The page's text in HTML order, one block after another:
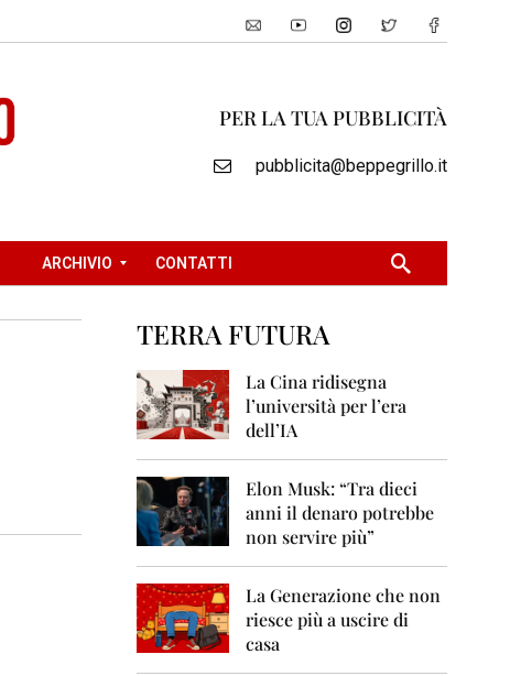
PER LA TUA PUBBLICITÀ
pubblicita@beppegrillo.it
ARCHIVIO CONTATTI
TERRA FUTURA
La Cina ridisegna
l’università per l’era
dell’IA
Elon Musk: “Tra dieci
anni il denaro potrebbe
non servire più”
La Generazione che non
riesce più a uscire di
casa